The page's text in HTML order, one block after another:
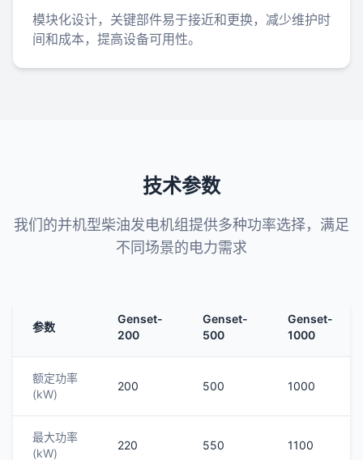
模块化设计，关键部件易于接近和更换，减少维护时
间和成本，提高设备可用性。
技术参数
我们的并机型柴油发电机组提供多种功率选择，满足
不同场景的电力需求
参数
Genset-
200
Genset-
500
Genset-
1000
额定功率
(kW)
200 500 1000
最大功率
(kW)
220 550 1100